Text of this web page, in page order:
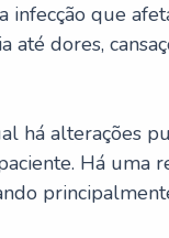
infecção que
até dores,
há alterações
Há uma